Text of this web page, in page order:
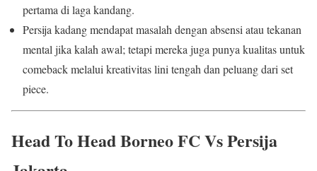
pertama di laga kandang.
Persija kadang mendapat masalah dengan absensi atau tekanan
mental jika kalah awal; tetapi mereka juga punya kualitas untuk
comeback melalui kreativitas lini tengah dan peluang dari set
piece.
Head To Head Borneo FC Vs Persija